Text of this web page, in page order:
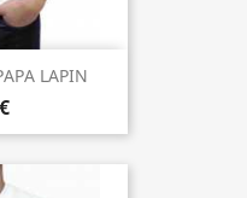
LAPIN